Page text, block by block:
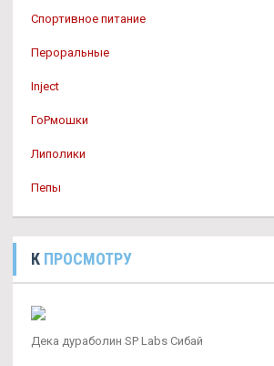
Спортивное питание
Пероральные
Inject
ГоРмошки
Липолики
Пепы
К ПРОСМОТРУ
Дека дураболин SP Labs Сибай